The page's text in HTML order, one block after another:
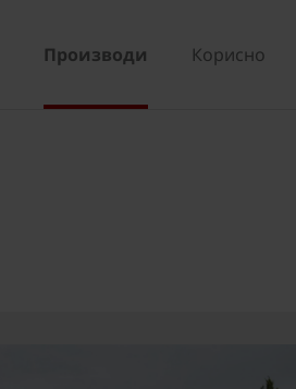
Производи Корисно